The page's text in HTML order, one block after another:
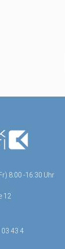
8:00 -16:30 Uhr
12
43 4